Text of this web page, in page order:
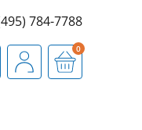
784-7788
ПрофильКорзина
0